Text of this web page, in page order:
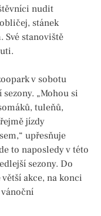
nudit
stánek
Své stanoviště
v sobotu
„Mohou si
tuleňů,
jízdy
upřesňuje
to naposledy v této
sezony. Do
akce, na konci